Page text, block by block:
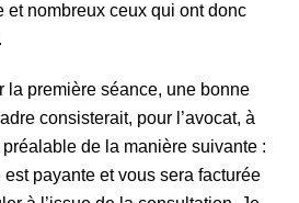
et nombreux ceux qui ont donc
la première séance, une bonne
consisterait, pour l’avocat, à
de la manière suivante :
payante et vous sera facturée